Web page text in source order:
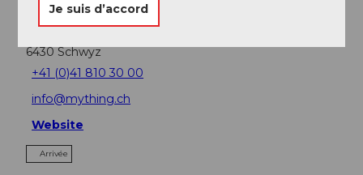
Mything
6430Schwyz
+41 (0)41 810 30 00
info@mything.ch
Website
Arrivée
Je suis d’accord